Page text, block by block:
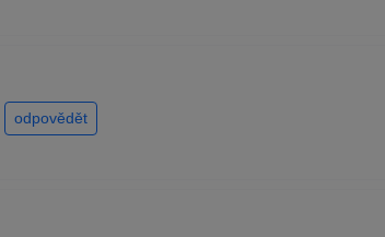
odpovědět